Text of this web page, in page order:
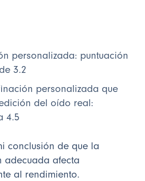
personalizada: puntuación
3.2
personalizada que
del oído real:
4.5
conclusión de que la
adecuada afecta
al rendimiento.